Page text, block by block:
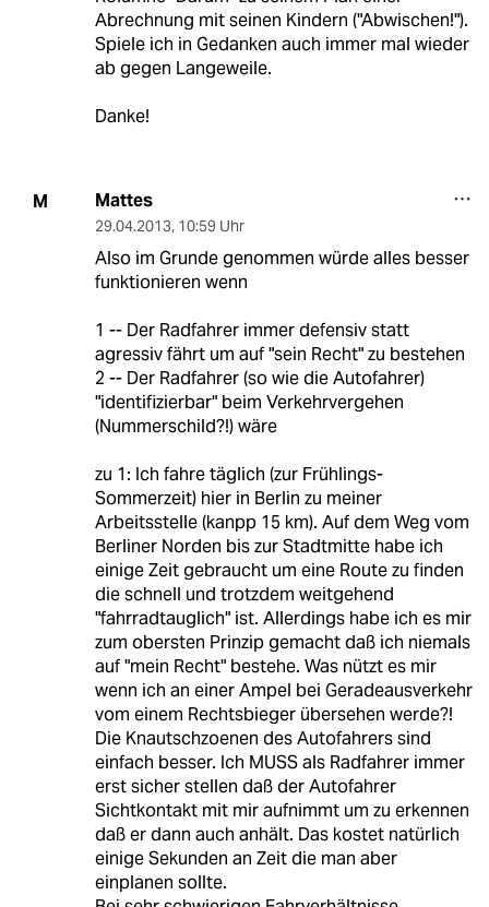
Abrechnung mit seinen Kindern ("Abwischen!").
Spiele ich in Gedanken auch immer mal wieder
ab gegen Langeweile.
Danke!
M Mattes
29.04.2013, 10:59 Uhr
Also im Grunde genommen würde alles besser
funktionieren wenn
1 -- Der Radfahrer immer defensiv statt
agressiv fährt um auf "sein Recht" zu bestehen
2 -- Der Radfahrer (so wie die Autofahrer)
"identifizierbar" beim Verkehrvergehen
(Nummerschild?!) wäre
zu 1: Ich fahre täglich (zur Frühlings-
Sommerzeit) hier in Berlin zu meiner
Arbeitsstelle (kanpp 15 km). Auf dem Weg vom
Berliner Norden bis zur Stadtmitte habe ich
einige Zeit gebraucht um eine Route zu finden
die schnell und trotzdem weitgehend
"fahrradtauglich" ist. Allerdings habe ich es mir
zum obersten Prinzip gemacht daß ich niemals
auf "mein Recht" bestehe. Was nützt es mir
wenn ich an einer Ampel bei Geradeausverkehr
vom einem Rechtsbieger übersehen werde?!
Die Knautschzoenen des Autofahrers sind
einfach besser. Ich MUSS als Radfahrer immer
erst sicher stellen daß der Autofahrer
Sichtkontakt mit mir aufnimmt um zu erkennen
daß er dann auch anhält. Das kostet natürlich
einige Sekunden an Zeit die man aber
einplanen sollte.